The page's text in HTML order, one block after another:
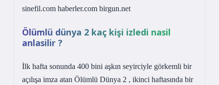
sinefil.com haberler.com birgun.net
Ölümlü dünya 2 kaç kişi izledi nasil
anlasilir ?
İlk hafta sonunda 400 bini aşkın seyirciyle görkemli bir
açılışa imza atan Ölümlü Dünya 2 , ikinci haftasında bir